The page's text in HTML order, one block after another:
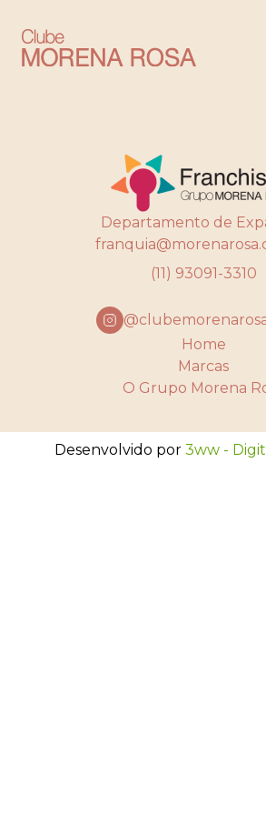
COMPRE
Departamento de
(11) 93091-3310
Home
Marcas
O Grupo Morena
Desenvolvido por 3ww -